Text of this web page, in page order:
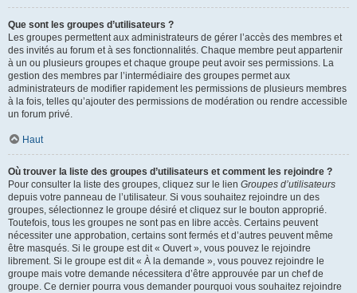
Que sont les groupes d’utilisateurs ?
Les groupes permettent aux administrateurs de gérer l’accès des membres et
des invités au forum et à ses fonctionnalités. Chaque membre peut appartenir
à un ou plusieurs groupes et chaque groupe peut avoir ses permissions. La
gestion des membres par l’intermédiaire des groupes permet aux
administrateurs de modifier rapidement les permissions de plusieurs membres
à la fois, telles qu’ajouter des permissions de modération ou rendre accessible
un forum privé.
Haut
Où trouver la liste des groupes d’utilisateurs et comment les rejoindre ?
Pour consulter la liste des groupes, cliquez sur le lien Groupes d’utilisateurs
depuis votre panneau de l’utilisateur. Si vous souhaitez rejoindre un des
groupes, sélectionnez le groupe désiré et cliquez sur le bouton approprié.
Toutefois, tous les groupes ne sont pas en libre accès. Certains peuvent
nécessiter une approbation, certains sont fermés et d’autres peuvent même
être masqués. Si le groupe est dit « Ouvert », vous pouvez le rejoindre
librement. Si le groupe est dit « À la demande », vous pouvez rejoindre le
groupe mais votre demande nécessitera d’être approuvée par un chef de
groupe. Ce dernier pourra vous demander pourquoi vous souhaitez rejoindre